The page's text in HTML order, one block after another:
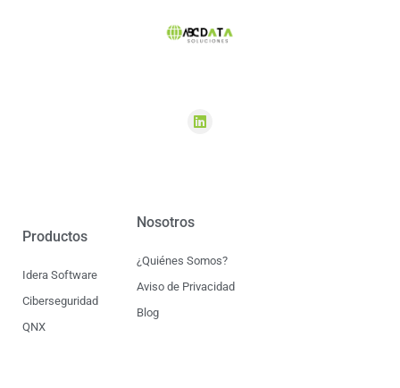
Productos
Idera Software
Ciberseguridad
QNX
Nosotros
¿Quiénes Somos?
Aviso de Privacidad
Blog